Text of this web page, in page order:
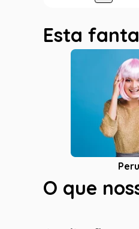
Esta
O que